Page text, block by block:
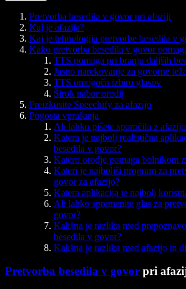
Pretvorba besedila v govor pri afaziji
Kaj je afazija?
Kaj je tehnologija pretvorbe besedila v
Kako pretvorba besedila v govor
TTS pomaga pri branju daljših
Jasno narekovanje za govorne
TTS omogoča izbiro glasov
Širok nabor orodij
Preizkusite Speechify za afazijo
Pogosta vprašanja
Ali lahko pišete sporočila z
Katera je najbolj realistična
besedila v govor?
Katero orodje pomaga bolnikom
Kateri je najboljši program za
govor za afazijo?
Katera aplikacija je najbolj
Ali lahko spremenite glas za
govor?
Kakšna je razlika med
besedila v govor?
Kakšna je razlika med afazijo in
Pretvorba besedila v govor pri